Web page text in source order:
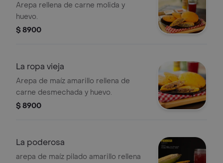
Arepa rellena de carne molida y
huevo.
$ 8900
La ropa vieja
Arepa de maíz amarillo rellena de
carne desmechada y huevo.
$ 8900
La poderosa
arepa de maíz pilado amarillo rellena